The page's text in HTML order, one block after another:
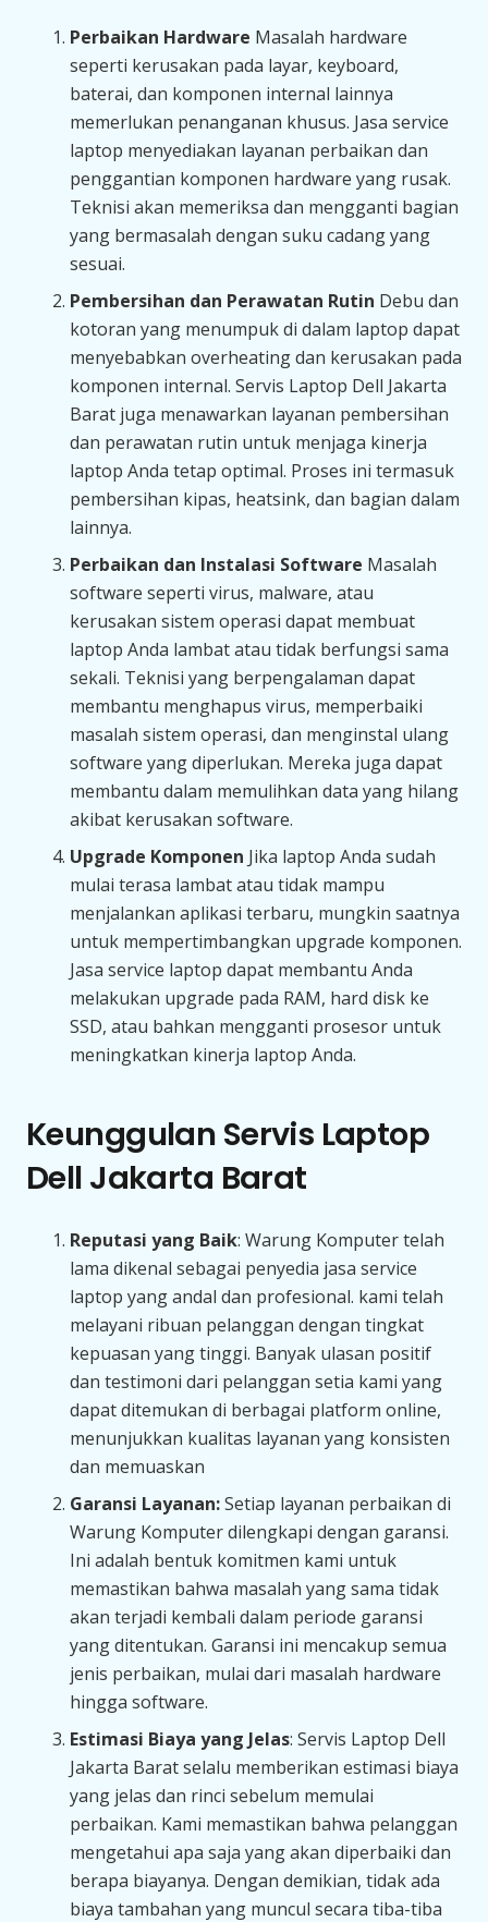
Perbaikan Hardware Masalah hardware
seperti kerusakan pada layar, keyboard,
baterai, dan komponen internal lainnya
memerlukan penanganan khusus. Jasa service
laptop menyediakan layanan perbaikan dan
penggantian komponen hardware yang rusak.
Teknisi akan memeriksa dan mengganti bagian
yang bermasalah dengan suku cadang yang
sesuai.
Pembersihan dan Perawatan Rutin Debu dan
kotoran yang menumpuk di dalam laptop dapat
menyebabkan overheating dan kerusakan pada
komponen internal. Servis Laptop Dell Jakarta
Barat juga menawarkan layanan pembersihan
dan perawatan rutin untuk menjaga kinerja
laptop Anda tetap optimal. Proses ini termasuk
pembersihan kipas, heatsink, dan bagian dalam
lainnya.
Perbaikan dan Instalasi Software Masalah
software seperti virus, malware, atau
kerusakan sistem operasi dapat membuat
laptop Anda lambat atau tidak berfungsi sama
sekali. Teknisi yang berpengalaman dapat
membantu menghapus virus, memperbaiki
masalah sistem operasi, dan menginstal ulang
software yang diperlukan. Mereka juga dapat
membantu dalam memulihkan data yang hilang
akibat kerusakan software.
Upgrade Komponen Jika laptop Anda sudah
mulai terasa lambat atau tidak mampu
menjalankan aplikasi terbaru, mungkin saatnya
untuk mempertimbangkan upgrade komponen.
Jasa service laptop dapat membantu Anda
melakukan upgrade pada RAM, hard disk ke
SSD, atau bahkan mengganti prosesor untuk
meningkatkan kinerja laptop Anda.
Keunggulan Servis Laptop
Dell Jakarta Barat
Reputasi yang Baik: Warung Komputer telah
lama dikenal sebagai penyedia jasa service
laptop yang andal dan profesional. kami telah
melayani ribuan pelanggan dengan tingkat
kepuasan yang tinggi. Banyak ulasan positif
dan testimoni dari pelanggan setia kami yang
dapat ditemukan di berbagai platform online,
menunjukkan kualitas layanan yang konsisten
dan memuaskan
Garansi Layanan:Setiap layanan perbaikan di
Warung Komputer dilengkapi dengan garansi.
Ini adalah bentuk komitmen kami untuk
memastikan bahwa masalah yang sama tidak
akan terjadi kembali dalam periode garansi
yang ditentukan. Garansi ini mencakup semua
jenis perbaikan, mulai dari masalah hardware
hingga software.
Estimasi Biaya yang Jelas: Servis Laptop Dell
Jakarta Barat selalu memberikan estimasi biaya
yang jelas dan rinci sebelum memulai
perbaikan. Kami memastikan bahwa pelanggan
mengetahui apa saja yang akan diperbaiki dan
berapa biayanya. Dengan demikian, tidak ada
biaya tambahan yang muncul secara tiba-tiba